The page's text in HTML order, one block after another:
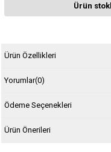
Ürün
Ürün Özellikleri
Yorumlar(0)
Ödeme Seçenekleri
Ürün Önerileri